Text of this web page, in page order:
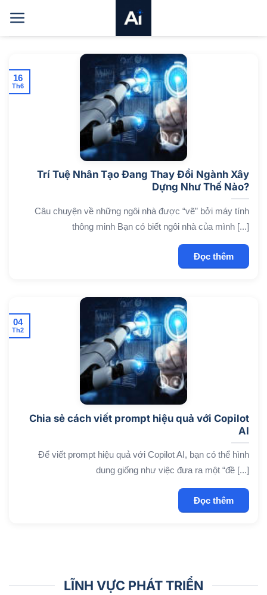
qua
nội
Trí Tuệ Nhân Tạo Đang Thay Đổi Ngành Xây
Dựng Như Thế Nào?
Câu chuyện về những ngôi nhà được “vẽ” bởi máy tính
thông minh Bạn có biết ngôi nhà của mình [...]
Đọc thêm
16
Th6
Chia sẻ cách viết prompt hiệu quả với Copilot
AI
Để viết prompt hiệu quả với Copilot AI, bạn có thể hình
dung giống như việc đưa ra một “đề [...]
Đọc thêm
04
Th2
LĨNH VỰC PHÁT TRIỂN